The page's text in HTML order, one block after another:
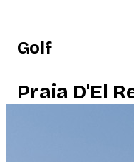
Golf
Praia D'El